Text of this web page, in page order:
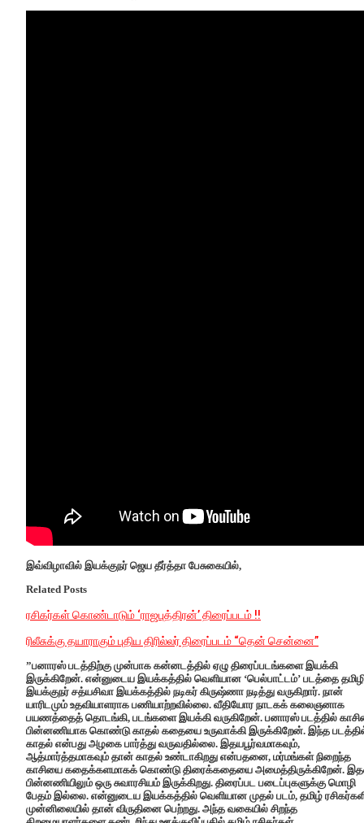
இவ்விழாவில் இயக்குநர் ஜெய தீர்த்தா பேசுகையில்,
Related Posts
ரசிகர்கள் கொண்டாடும் ‘ராஜபுத்திரன்’ திரைப்படம் !!
ரிலீசுக்கு தயாராகும் புதிய திரில்லர் திரைப்படம் “தென் சென்னை”
”பனாரஸ் படத்திற்கு முன்பாக கன்னடத்தில் ஏழு திரைப்படங்களை இயக்கி
இருக்கிறேன். என்னுடைய இயக்கத்தில் வெளியான ‘பெல்பாட்டம்’ படத்தை
இயக்குநர் சத்யசிவா இயக்கத்தில் நடிகர் கிருஷ்ணா நடித்து வருகிறார். நான்
யாரிடமும் உதவியாளராக பணியாற்றவில்லை. வீதியோர நாடகக் கலைஞனாக
பயணத்தைத் தொடங்கி, படங்களை இயக்கி வருகிறேன். பனாரஸ் படத்தில்
பின்னணியாக கொண்டு காதல் கதையை உருவாக்கி இருக்கிறேன். இந்த
காதல் என்பது அழகை பார்த்து வருவதில்லை. இதயபூர்வமாகவும்,
ஆத்மார்த்தமாகவும் தான் காதல் உண்டாகிறது என்பதனை, மர்மங்கள் நிறைந்த
காசியை கதைக்களமாகக் கொண்டு திரைக்கதையை அமைத்திருக்கிறேன்.
பின்னணியிலும் ஒரு சுவாரசியம் இருக்கிறது. திரைப்பட படைப்புகளுக்கு மொழி
பேதம் இல்லை. என்னுடைய இயக்கத்தில் வெளியான முதல் படம், தமிழ்
முன்னிலையில் தான் விருதினை பெற்றது. அந்த வகையில் சிறந்த